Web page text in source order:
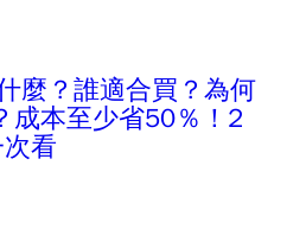
麼？誰適合買？為何
成本至少省50％！2
看